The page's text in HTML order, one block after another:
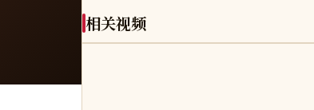
相关视频